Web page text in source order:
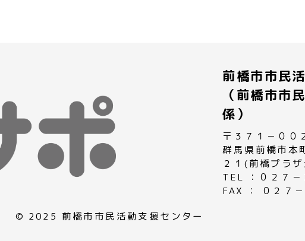
前橋市市民
（前橋市市
係）
〒３７１－００
群馬県前橋市本
２１(前橋プラ
TEL ：０２７
FAX ： ０２７
© 2025 前橋市市民活動支援センター